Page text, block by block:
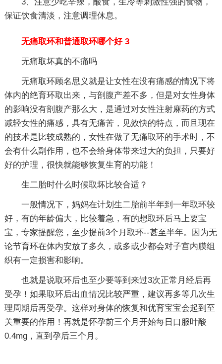
保证饮食清淡，注意调理休息。
无痛取环和普通取环哪个好 3
无痛取坏真的不痛吗
无痛取环顾名思义就是让女性在没有痛感的情况下将
体内的绝育环取出来，与剖腹产差不多，但是对女性身体
的影响没有剖腹产那么大，是通过对女性注射麻药的方式
减轻女性的痛感，具有无痛苦，见效快的特点，而且现在
的技术是比较成熟的，女性在做了无痛取环的手术时，不
会有什么副作用，也不会给身体带来过大的负担，只要好
好的护理，很快就能够恢复生育的功能！
生二胎时什么时候取坏比较合适？
一般情况下，妈妈在计划生二胎前半年到一年取环较
好，有的年龄偏大，比较着急，有的想取环后马上要宝
宝，专家提醒您，至少提前3个月取环--甚至半年。因为无
论节育环在体内安放了多久，或多或少都会对子宫内膜组
织有一定损害和影响。
也就是说取环后也至少要等到来过3次正常月经后再
受孕！如果取环后出血情况比较严重，建议再多等几次生
理周期后再受孕。这样对身体的恢复和优育宝宝会起到至
关重要的作用！再就是怀孕前三个月开始每日口服叶酸
0.4mg，直到孕后三个月。